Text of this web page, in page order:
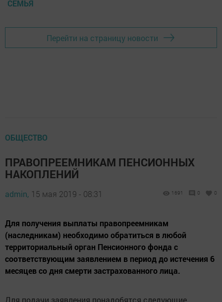
СЕМЬЯ
Перейти на страницу новости
ОБЩЕСТВО
ПРАВОПРЕЕМНИКАМ ПЕНСИОННЫХ
НАКОПЛЕНИЙ
admin, 15 мая 2019 - 08:31 1691 0 0
Для получения выплаты правопреемникам
(наследникам) необходимо обратиться в любой
территориальный орган Пенсионного фонда с
соответствующим заявлением в период до истечения 6
месяцев со дня смерти застрахованного лица.
Для подачи заявления понадобятся следующие